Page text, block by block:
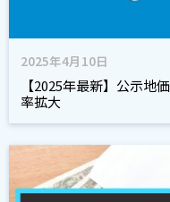
2025年4月10日
【2025年最新】公示地
率拡大